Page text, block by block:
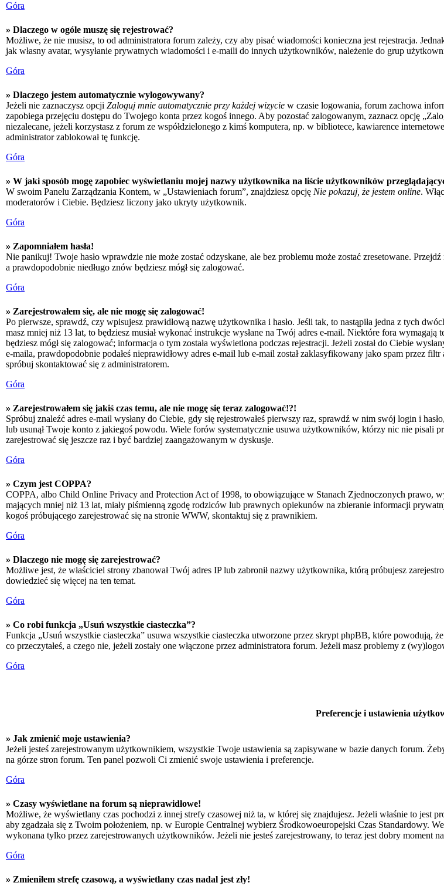
Góra
» Dlaczego w ogóle muszę się rejestrować?
Możliwe, że nie musisz, to od administratora forum zależy, czy aby pisać wiadomości konieczna jest rejestracja.
jak własny avatar, wysyłanie prywatnych wiadomości i e-maili do innych użytkowników, należenie do grup
Góra
» Dlaczego jestem automatycznie wylogowywany?
Jeżeli nie zaznaczysz opcji Zaloguj mnie automatycznie przy każdej wizycie w czasie logowania, forum zachowa
zapobiega przejęciu dostępu do Twojego konta przez kogoś innego. Aby pozostać zalogowanym, zaznacz opcję
niezalecane, jeżeli korzystasz z forum ze współdzielonego z kimś komputera, np. w bibliotece, kawiarence
administrator zablokował tę funkcję.
Góra
» W jaki sposób mogę zapobiec wyświetlaniu mojej nazwy użytkownika na liście użytkowników
W swoim Panelu Zarządzania Kontem, w „Ustawieniach forum”, znajdziesz opcję Nie pokazuj, że jestem online.
moderatorów i Ciebie. Będziesz liczony jako ukryty użytkownik.
Góra
» Zapomniałem hasła!
Nie panikuj! Twoje hasło wprawdzie nie może zostać odzyskane, ale bez problemu może zostać zresetowane.
a prawdopodobnie niedługo znów będziesz mógł się zalogować.
Góra
» Zarejestrowałem się, ale nie mogę się zalogować!
Po pierwsze, sprawdź, czy wpisujesz prawidłową nazwę użytkownika i hasło. Jeśli tak, to nastąpiła jedna z tych
masz mniej niż 13 lat, to będziesz musiał wykonać instrukcje wysłane na Twój adres e-mail. Niektóre fora
będziesz mógł się zalogować; informacja o tym została wyświetlona podczas rejestracji. Jeżeli został do Ciebie
e-maila, prawdopodobnie podałeś nieprawidłowy adres e-mail lub e-mail został zaklasyfikowany jako spam przez
spróbuj skontaktować się z administratorem.
Góra
» Zarejestrowałem się jakiś czas temu, ale nie mogę się teraz zalogować!?!
Spróbuj znaleźć adres e-mail wysłany do Ciebie, gdy się rejestrowałeś pierwszy raz, sprawdź w nim swój login i
lub usunął Twoje konto z jakiegoś powodu. Wiele forów systematycznie usuwa użytkowników, którzy nic nie pisali
zarejestrować się jeszcze raz i być bardziej zaangażowanym w dyskusje.
Góra
» Czym jest COPPA?
COPPA, albo Child Online Privacy and Protection Act of 1998, to obowiązujące w Stanach Zjednoczonych prawo,
mających mniej niż 13 lat, miały piśmienną zgodę rodziców lub prawnych opiekunów na zbieranie informacji
kogoś próbującego zarejestrować się na stronie WWW, skontaktuj się z prawnikiem.
Góra
» Dlaczego nie mogę się zarejestrować?
Możliwe jest, że właściciel strony zbanował Twój adres IP lub zabronił nazwy użytkownika, którą próbujesz
dowiedzieć się więcej na ten temat.
Góra
» Co robi funkcja „Usuń wszystkie ciasteczka”?
Funkcja „Usuń wszystkie ciasteczka” usuwa wszystkie ciasteczka utworzone przez skrypt phpBB, które powodują,
co przeczytałeś, a czego nie, jeżeli zostały one włączone przez administratora forum. Jeżeli masz problemy z
Góra
Preferencje i ustawienia
» Jak zmienić moje ustawienia?
Jeżeli jesteś zarejestrowanym użytkownikiem, wszystkie Twoje ustawienia są zapisywane w bazie danych forum.
na górze stron forum. Ten panel pozwoli Ci zmienić swoje ustawienia i preferencje.
Góra
» Czasy wyświetlane na forum są nieprawidłowe!
Możliwe, że wyświetlany czas pochodzi z innej strefy czasowej niż ta, w której się znajdujesz. Jeżeli właśnie to jest
aby zgadzała się z Twoim położeniem, np. w Europie Centralnej wybierz Środkowoeuropejski Czas Standardowy.
wykonana tylko przez zarejestrowanych użytkowników. Jeżeli nie jesteś zarejestrowany, to teraz jest dobry moment
Góra
» Zmieniłem strefę czasową, a wyświetlany czas nadal jest zły!